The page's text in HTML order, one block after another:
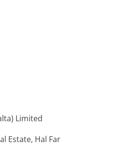
Limited
Estate, Hal Far